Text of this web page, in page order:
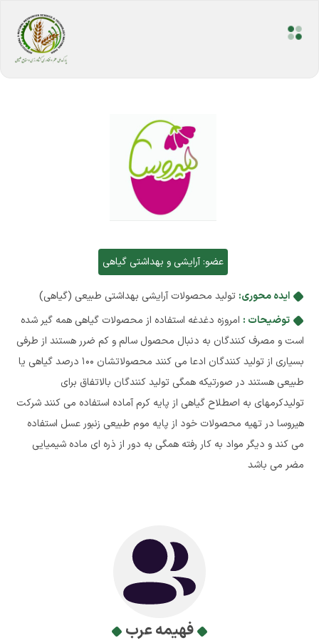
عضو: آرایشی و بهداشتی گیاهی
ایده محوری: تولید محصولات آرایشی بهداشتی طبیعی (گیاهی)
توضیحات : امروزه دغدغه استفاده از محصولات گیاهی همه گیر شده
است و مصرف کنندگان به دنبال محصول سالم و کم ضرر هستند از طرفی
بسیاری از تولید کنندگان ادعا می کنند محصولاتشان 100 درصد گیاهی یا
طبیعی هستند در صورتیکه همگی تولید کنندگان بالاتفاق برای
تولیدکرمهای به اصطلاح گیاهی از پایه کرم آماده استفاده می کنند شرکت
هیروسا در تهیه محصولات خود از پایه موم طبیعی زنبور عسل استفاده
می کند و دیگر مواد به کار رفته همگی به دور از ذره ای ماده شیمیایی
مضر می باشد
فهیمه عرب